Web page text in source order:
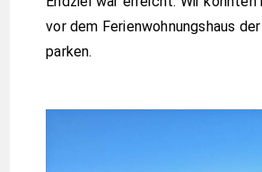
vor dem Ferienwohnungshaus
parken.